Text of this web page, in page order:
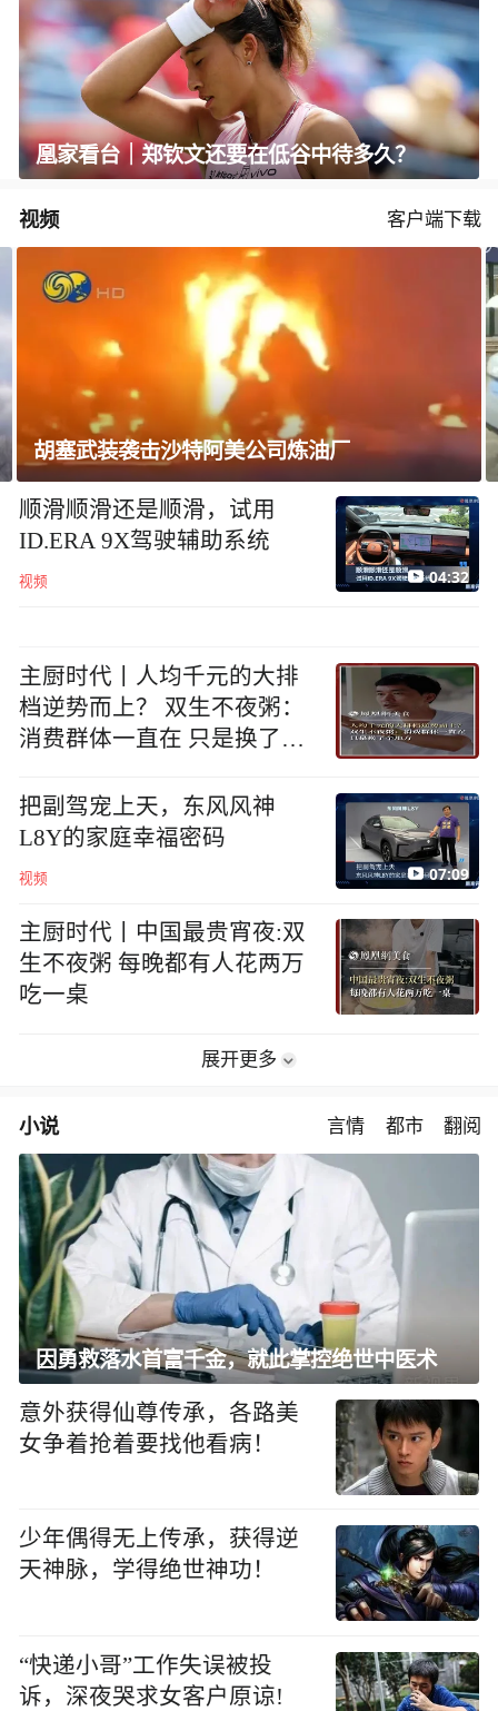
凰家看台｜郑钦文还要在低谷中待多久？
视频 客户端下载
上海强降雨超10个小时，中心城区多处内涝淹
水
顺滑顺滑还是顺滑，试用
ID.ERA 9X驾驶辅助系统
视频 04:32
主厨时代丨人均千元的大排
档逆势而上？ 双生不夜粥：
消费群体一直在 只是换了个
把副驾宠上天，东风风神
L8Y的家庭幸福密码
视频 07:09
主厨时代丨中国最贵宵夜:双
生不夜粥 每晚都有人花两万
吃一桌
展开更多
小说 言情 都市 翻阅
因勇救落水首富千金，就此掌控绝世中医术
意外获得仙尊传承，各路美
女争着抢着要找他看病！
少年偶得无上传承，获得逆
天神脉，学得绝世神功！
“快递小哥”工作失误被投
诉，深夜哭求女客户原谅!